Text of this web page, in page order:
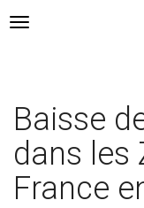
Navigation Toggle
Baisse
dans les
France